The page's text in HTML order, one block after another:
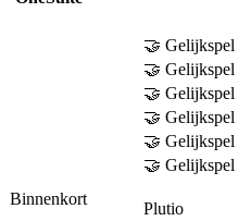
🤝 Gelijkspel
🤝 Gelijkspel
🤝 Gelijkspel
🤝 Gelijkspel
🤝 Gelijkspel
🤝 Gelijkspel
Binnenkort
Plutio